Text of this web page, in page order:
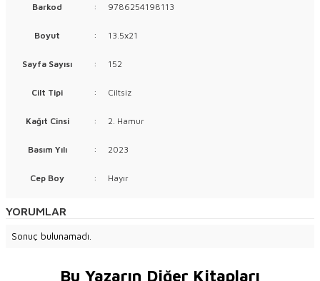
Barkod : 9786254198113
Boyut : 13.5x21
Sayfa Sayısı : 152
Cilt Tipi : Ciltsiz
Kağıt Cinsi : 2. Hamur
Basım Yılı : 2023
Cep Boy : Hayır
YORUMLAR
Sonuç bulunamadı.
Bu Yazarın Diğer Kitapları